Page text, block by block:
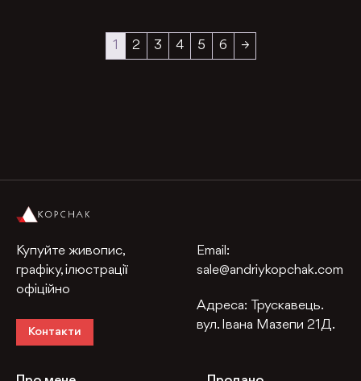
1 2 3 4 5 6 →
Купуйте живопис,
графіку, ілюстрації
офіційно
Контакти
Email:
sale@andriykopchak.com
Адреса:
Трускавець.
вул. Івана Мазепи 21Д.